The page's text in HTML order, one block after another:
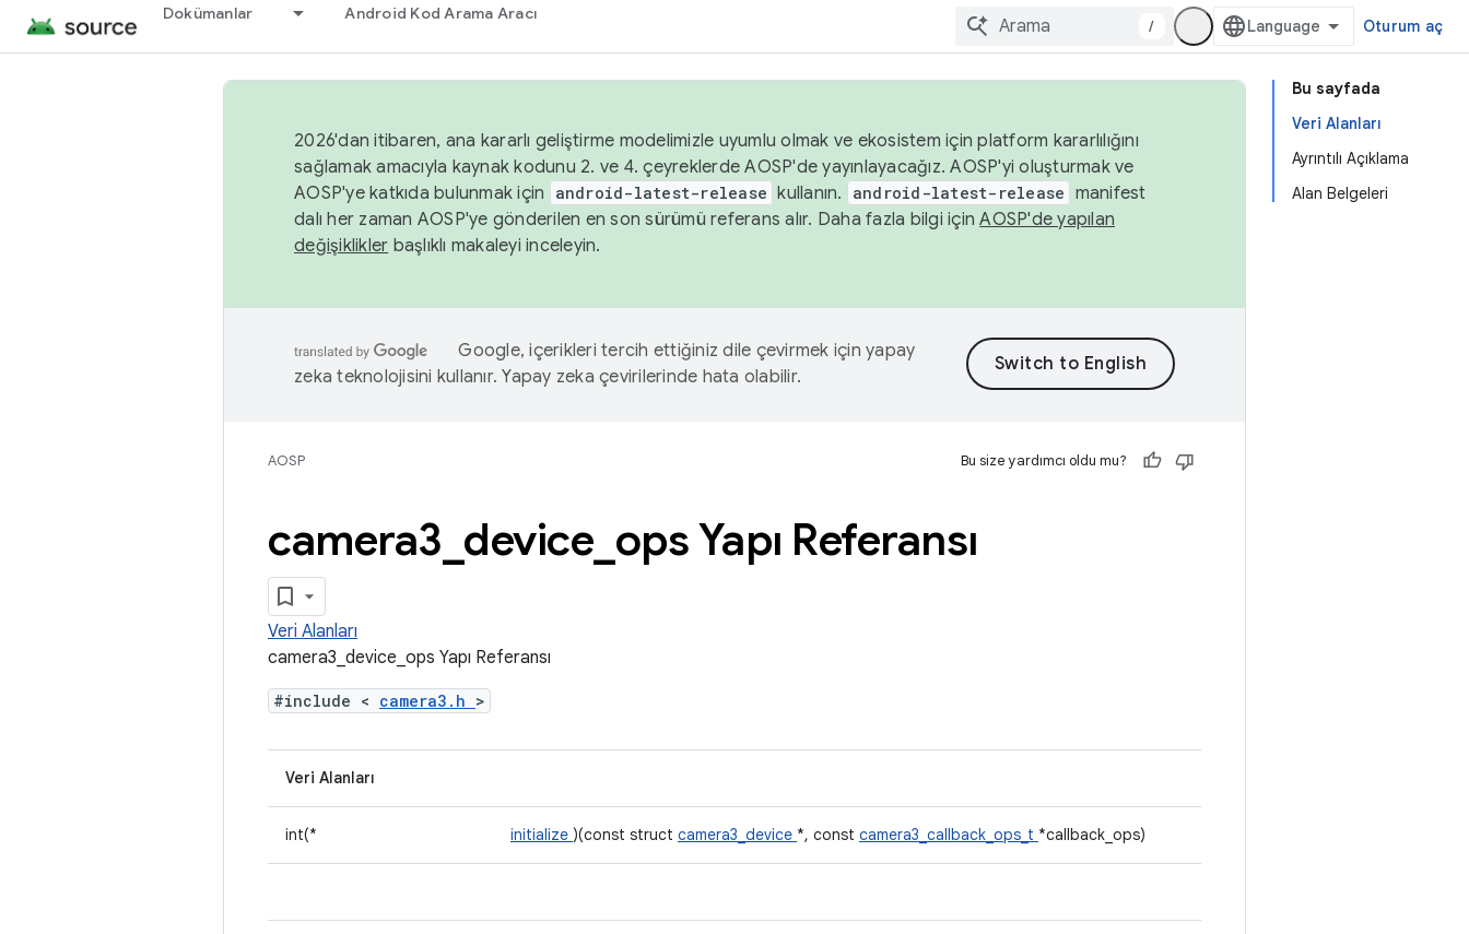
Dokümanlar Android Kod Arama Aracı
/ Oturum aç
Bu sayfada
Veri Alanları
Ayrıntılı Açıklama
Alan Belgeleri
2026'dan itibaren, ana kararlı geliştirme modelimizle uyumlu olmak ve ekosistem için platform kararlılığını
sağlamak amacıyla kaynak kodunu 2. ve 4. çeyreklerde AOSP'de yayınlayacağız. AOSP'yi oluşturmak ve
AOSP'ye katkıda bulunmak için
android-latest-release kullanın. android-latest-release manifest
dalı her zaman AOSP'ye gönderilen en son sürümü referans alır. Daha fazla bilgi içinAOSP'de yapılan
değişiklikler başlıklı makaleyi inceleyin.
Google, içerikleri tercih ettiğiniz dile çevirmek için yapay
zeka teknolojisini kullanır. Yapay zeka çevirilerinde hata olabilir.
AOSP Bu size yardımcı oldu mu?
camera3 device ops Yapı Referansı
Veri Alanları
camera3_device_ops Yapı Referansı
#include < camera3.h >
Veri Alanları
int(* initialize )(const struct camera3_device *, const camera3_callback_ops_t *callback_ops)